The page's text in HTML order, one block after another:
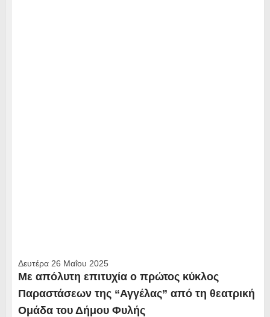
Δευτέρα 26 Μαΐου 2025
Με απόλυτη επιτυχία ο πρώτος κύκλος
Παραστάσεων της “Αγγέλας” από τη θεατρική
Ομάδα του Δήμου Φυλής